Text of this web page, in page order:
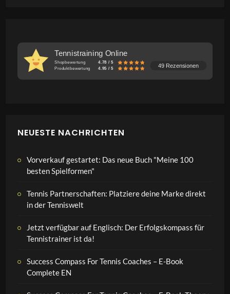
Tennistraining Online
Shopbewertung
4.78 / 5
Produktbewertung
4.95 / 5 49 Rezensionen
NEUESTE NACHRICHTEN
Vorverkauf gestartet: Das neue Buch "Meine 100
besten Spielformen"
Tennis Partnerschaften: Platziere deine Marke direkt
in der Tenniswelt
Jetzt verfügbar auf Englisch: Der Erfolgskompass für
Tennistrainer ist da!
Success Compass For Tennis Coaches – E-Book
Complete EN